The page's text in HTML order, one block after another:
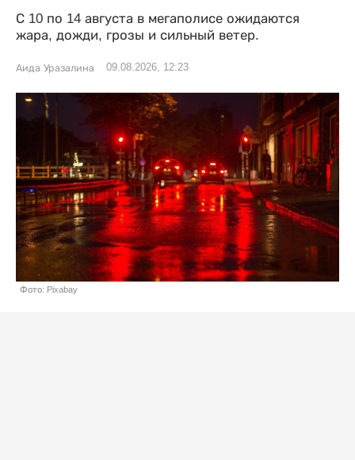
С 10 по 14 августа в мегаполисе ожидаются
жара, дожди, грозы и сильный ветер.
Аида Уразалина 09.08.2026, 12:23
Фото: Pixabay